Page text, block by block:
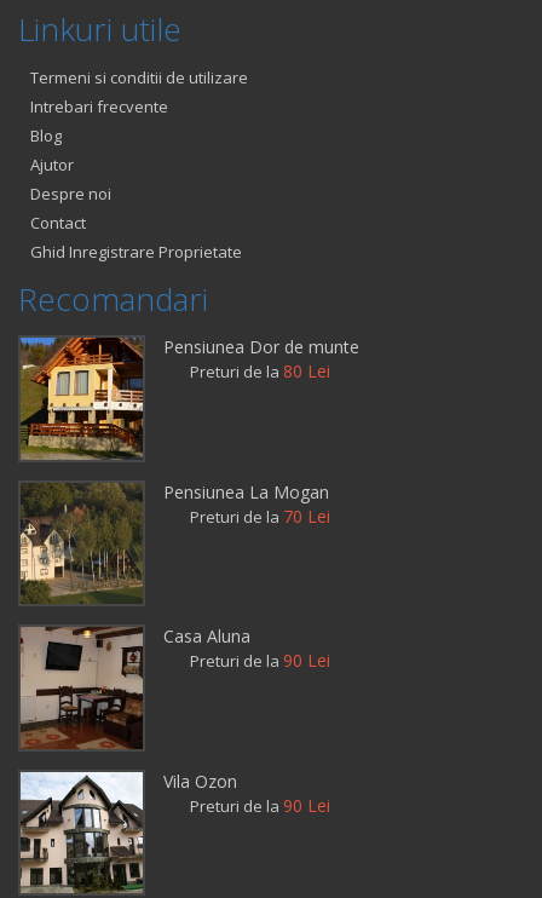
Linkuri utile
Termeni si conditii de utilizare
Intrebari frecvente
Blog
Ajutor
Despre noi
Contact
Ghid Inregistrare Proprietate
Recomandari
Pensiunea Dor de munte
Preturi de la 80 Lei
Pensiunea La Mogan
Preturi de la 70 Lei
Casa Aluna
Preturi de la 90 Lei
Vila Ozon
Preturi de la 90 Lei